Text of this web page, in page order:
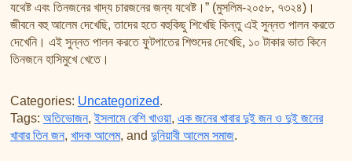
যথেষ্ট এবং তিনজনের খাদ্য চারজনের জন্য যথেষ্ট।” (মুসলিম-২০৫৮, ৭৩২৪)।
জীবনে বহু আলেম দেখেছি, তাদের হতে বহুকিছু শিখেছি কিন্তু এই সুন্নত পালন করতে
দেখেনি। এই সুন্নত পালন করতে ফুটপাতের শিশুদের দেখেছি, ১০ টাকার ভাত কিনে
তিনজনে হাসিমুখে খেতে।
Categories: Uncategorized.
Tags: অতিভোজন,ইসলামে বেশি খাওয়া,এক জনের খাবার দুই জন ও দুই জনের
খাবার তিন জন,খাদক আলেম, andদুনিয়াবী আলেম সমাজ.